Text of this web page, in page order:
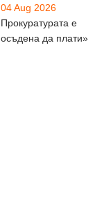
04 Aug 2026
Прокуратурата е
осъдена да плати»